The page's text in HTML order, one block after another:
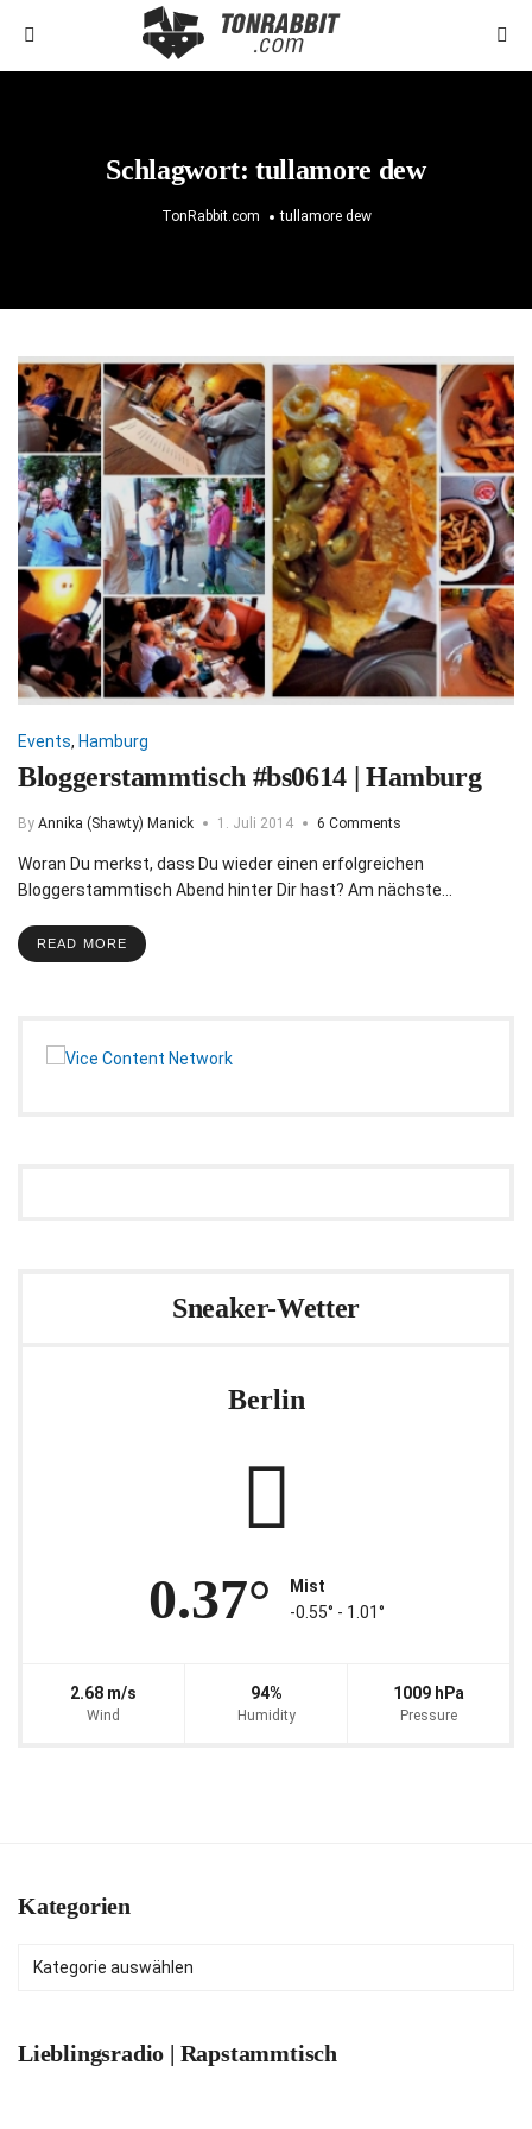
Schlagwort:tullamore dew
TonRabbit.com tullamore dew
Events, Hamburg
Bloggerstammtisch #bs0614 | Hamburg
By Annika (Shawty) Manick 1. Juli 2014 6 Comments
Woran Du merkst, dass Du wieder einen erfolgreichen
Bloggerstammtisch Abend hinter Dir hast? Am nächste…
READ MORE
Sneaker-Wetter
Berlin
0.37°
Mist
-0.55° ‐ 1.01°
2.68 m/s
Wind
94%
Humidity
1009 hPa
Pressure
Kategorien
Lieblingsradio | Rapstammtisch